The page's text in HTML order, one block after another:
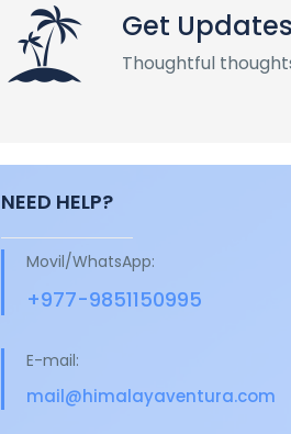
Get
Thoughtful
NEED HELP?
Movil/WhatsApp:
+977-9851150995
E-mail:
mail@himalayaventura.com